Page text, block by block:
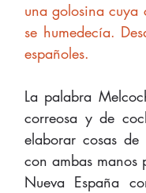
una golosina cuya
se humedecía.
españoles.
La palabra
correosa y de
elaborar cosas de
con ambas manos
Nueva España